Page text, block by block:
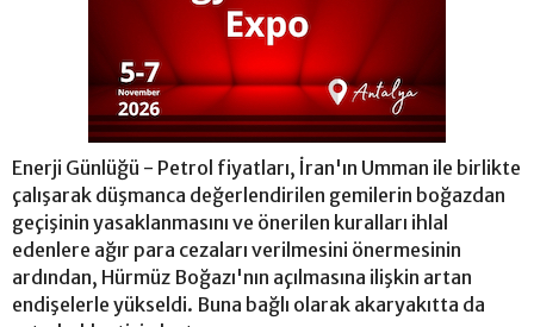
Enerji Günlüğü - Petrol fiyatları, İran'ın Umman ile birlikte
çalışarak düşmanca değerlendirilen gemilerin boğazdan
geçişinin yasaklanmasını ve önerilen kuralları ihlal
edenlere ağır para cezaları verilmesini önermesinin
ardından, Hürmüz Boğazı'nın açılmasına ilişkin artan
endişelerle yükseldi. Buna bağlı olarak akaryakıtta da